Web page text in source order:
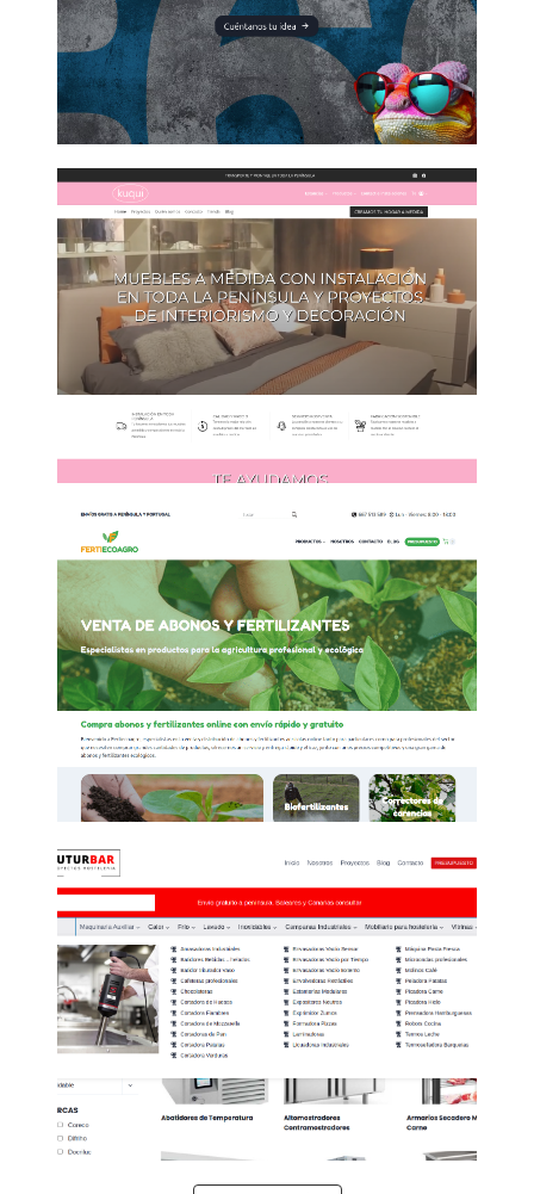
Diseño Web de arquitectura
Lleida
Diseño tienda online
suministros agrícolas Madrid
Diseño tienda maquinaria
hostelería Barcelona